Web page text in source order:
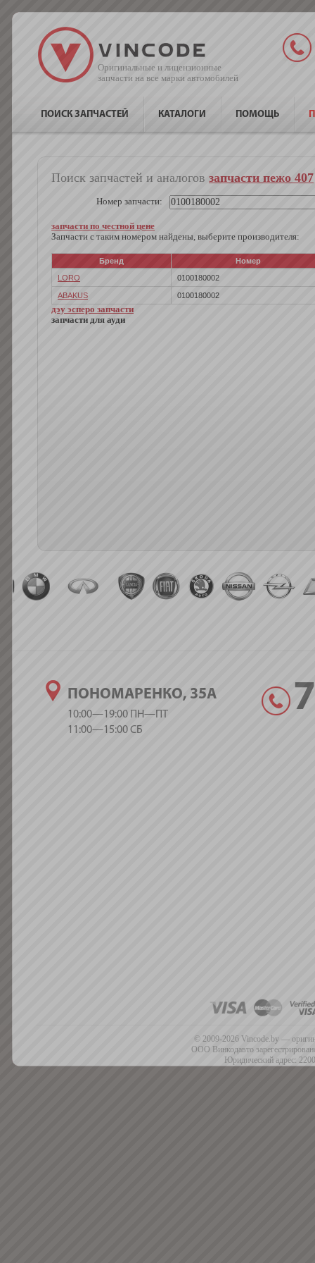
Оригинальные и лицензионные
запчасти на все марки автомобилей
ПОИСК ЗАПЧАСТЕЙ КАТАЛОГИ ПОМОЩЬ
Поиск запчастей и аналогов запчасти пежо 407
Номер запчасти:
запчасти по честной цене
Запчасти с таким номером найдены, выберите производителя:
Бренд
Номер
LORO
0100180002
ABAKUS 0100180002
дэу эсперо запчасти
запчасти для ауди
ПОНОМАРЕНКО, 35А
10:00—19:00 ПН—ПТ
11:00—15:00 СБ
© 2009-2026 Vincode.by —
ООО Винкодавто
Юридический адрес: